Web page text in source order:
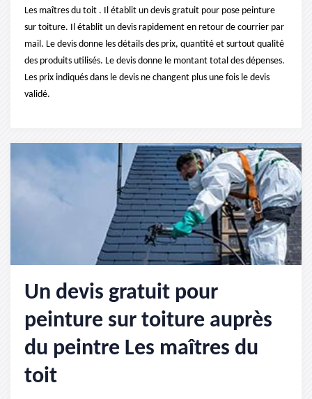
Les maîtres du toit . Il établit un devis gratuit pour pose peinture
sur toiture. Il établit un devis rapidement en retour de courrier par
mail. Le devis donne les détails des prix, quantité et surtout qualité
des produits utilisés. Le devis donne le montant total des dépenses.
Les prix indiqués dans le devis ne changent plus une fois le devis
validé.
Un devis gratuit pour
peinture sur toiture auprès
du peintre Les maîtres du
toit